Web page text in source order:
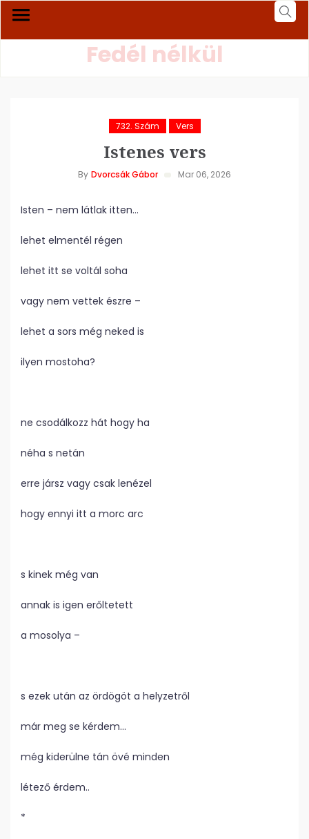
Fedél nélkül
732. Szám Vers
Istenes vers
By Dvorcsák Gábor Mar 06, 2026
Isten – nem látlak itten…
lehet elmentél régen
lehet itt se voltál soha
vagy nem vettek észre –
lehet a sors még neked is
ilyen mostoha?
ne csodálkozz hát hogy ha
néha s netán
erre jársz vagy csak lenézel
hogy ennyi itt a morc arc
s kinek még van
annak is igen erőltetett
a mosolya –
s ezek után az ördögöt a helyzetről
már meg se kérdem…
még kiderülne tán övé minden
létező érdem..
*